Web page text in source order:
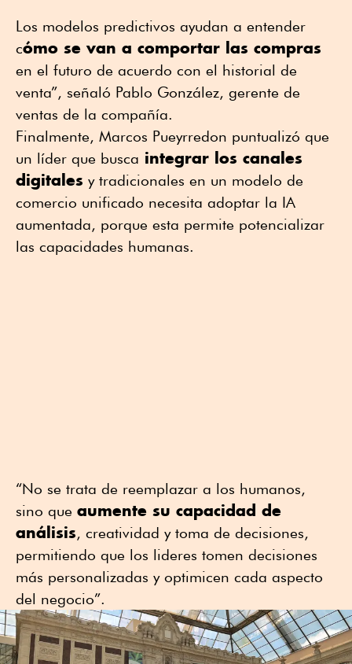
Los modelos predictivos ayudan a entender
cómo se van a comportar las compras
en el futuro de acuerdo con el historial de
venta”, señaló Pablo González, gerente de
ventas de la compañía.
Finalmente, Marcos Pueyrredon puntualizó que
un líder que busca integrar los canales
digitales y tradicionales en un modelo de
comercio unificado necesita adoptar la IA
aumentada, porque esta permite potencializar
las capacidades humanas.
“No se trata de reemplazar a los humanos,
sino que aumente su capacidad de
análisis, creatividad y toma de decisiones,
permitiendo que los lideres tomen decisiones
más personalizadas y optimicen cada aspecto
del negocio”.